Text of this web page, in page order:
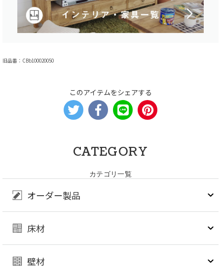
旧品番：CBb100020050
このアイテムをシェアする
CATEGORY
カテゴリ一覧
オーダー製品
床材
壁材